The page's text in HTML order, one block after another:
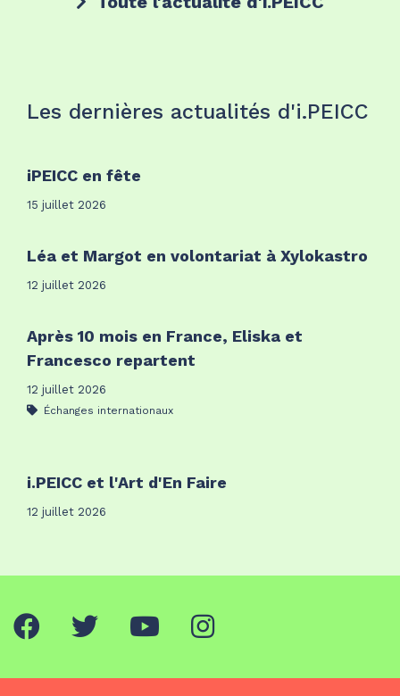
Les dernières actualités d'i.PEICC
iPEICC en fête
15 juillet 2026
Léa et Margot en volontariat à Xylokastro
12 juillet 2026
Après 10 mois en France, Eliska et
Francesco repartent
12 juillet 2026
Échanges internationaux
i.PEICC et l'Art d'En Faire
12 juillet 2026